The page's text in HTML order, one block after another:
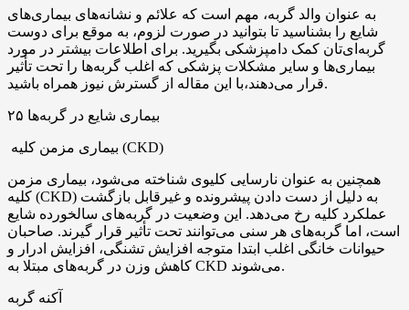
به عنوان والد گربه، مهم است که علائم و نشانه‌های بیماری‌های
شایع را بشناسید تا بتوانید در صورت لزوم، به موقع برای دوست
گربه‌ای‌تان کمک دامپزشکی بگیرید. برای اطلاعات بیشتر در مورد
بیماری‌ها و سایر مشکلات پزشکی که اغلب گربه‌ها را تحت تأثیر
قرار می‌دهند،با این مقاله از گسترش نیوز همراه باشید.
۲۵ بیماری شایع در گربه‌ها
بیماری مزمن کلیه (CKD)
همچنین به عنوان نارسایی کلیوی شناخته می‌شود، بیماری مزمن
کلیه (CKD) به دلیل از دست دادن پیشرونده و غیرقابل بازگشت
عملکرد کلیه رخ می‌دهد. این وضعیت در گربه‌های سالخورده شایع
است، اما گربه‌های هر سنی می‌توانند تحت تأثیر قرار گیرند. صاحبان
حیوانات خانگی اغلب ابتدا متوجه افزایش تشنگی، افزایش ادرار و
کاهش وزن در گربه‌های مبتلا به CKD می‌شوند.
آکنه گربه